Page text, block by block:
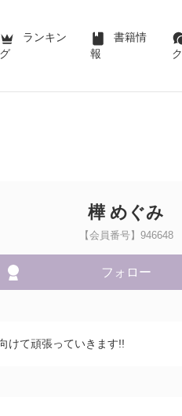
ランキン
グ
書籍情
報
ク
樺 めぐみ
【会員番号】946648
フォロー
けて頑張っていきます!!